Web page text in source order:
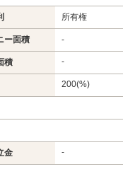
所有権
ー面積 -
積 -
200(%)
金 -